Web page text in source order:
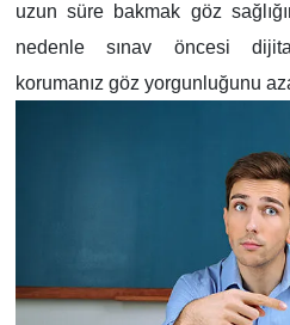
uzun süre bakmak göz
nedenle sınav öncesi
korumanız göz yorgunluğunu